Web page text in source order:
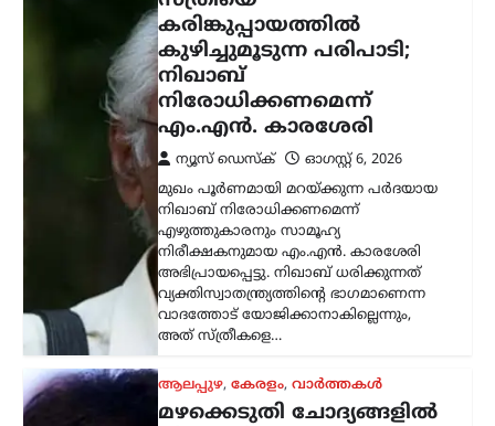
നിന്ന് ഒഴിഞ്ഞുമാറി
കെ.സി. വേണുഗോപാൽ;
പിഎം ശ്രീ വിഷയത്തിലും
നിലപാട് മാറ്റം
ന്യൂസ് ഡെസ്ക്
ഓഗസ്റ്റ്‌ 6, 2026
കേരളത്തിലെ മഴക്കെടുതിയും
ദുരിതാശ്വാസ പ്രവർത്തനങ്ങളുമായി
ബന്ധപ്പെട്ട മാധ്യമപ്രവർത്തകരുടെ
ചോദ്യങ്ങൾക്ക് വ്യക്തമായ മറുപടി
നൽകാതെ എ.ഐ.സി.സി ജനറൽ
സെക്രട്ടറി കൂടിയായ കെ.സി.
വേണുഗോപാൽ എം.പി. പ്രതികരിച്ചു.
വിഷയവുമായി ബന്ധപ്പെട്ട…
സിനിമ
‘നല്ലത് ചെയ്താൽ
ആരായാലും